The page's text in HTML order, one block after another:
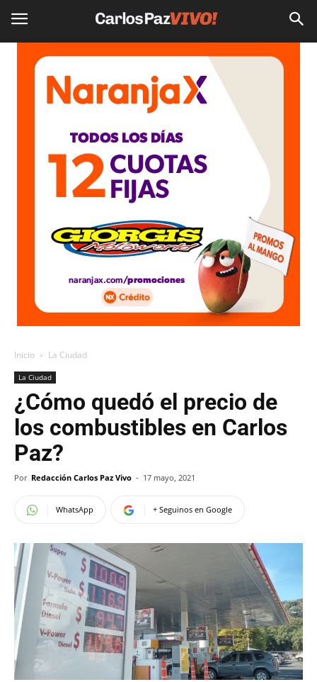
Inicio La Ciudad
La Ciudad
¿Cómo quedó el precio de
los combustibles en Carlos
Paz?
Por Redacción Carlos Paz Vivo - 17 mayo, 2021
WhatsApp + Seguinos en Google